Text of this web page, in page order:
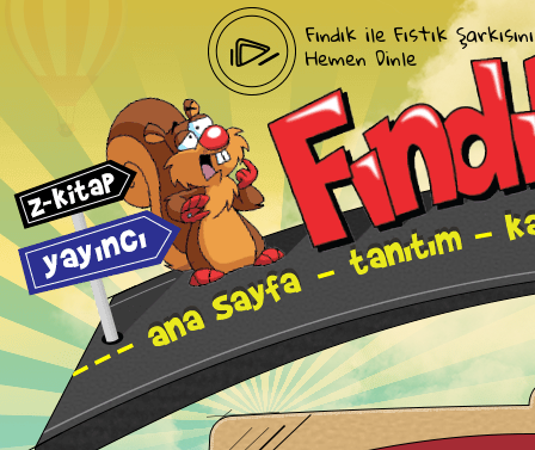
Fındık ile Fıstık Şarkısını
Hemen Dinle